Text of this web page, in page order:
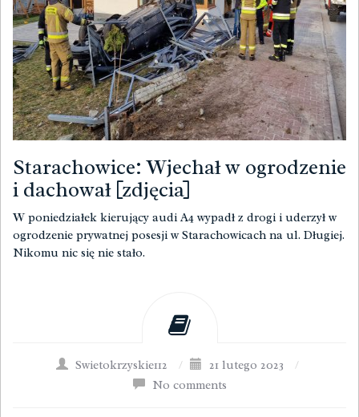
Starachowice: Wjechał w ogrodzenie
i dachował [zdjęcia]
W poniedziałek kierujący audi A4 wypadł z drogi i uderzył w
ogrodzenie prywatnej posesji w Starachowicach na ul. Długiej.
Nikomu nic się nie stało.
Swietokrzyskie112 / 21 lutego 2023
/
No comments